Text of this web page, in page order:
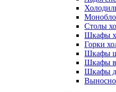
Столы
Шкафы
Горки
Шкафы
Шкафы
Шкафы